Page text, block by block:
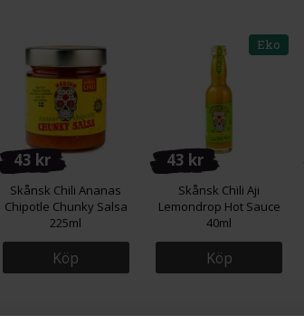
43 kr
Skånsk Chili Ananas
Chipotle Chunky Salsa
225ml
Köp
43 kr
Eko
Skånsk Chili Aji
Lemondrop Hot Sauce
40ml
Köp